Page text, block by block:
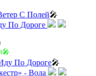
С Полей🎤
По Дороге🎤